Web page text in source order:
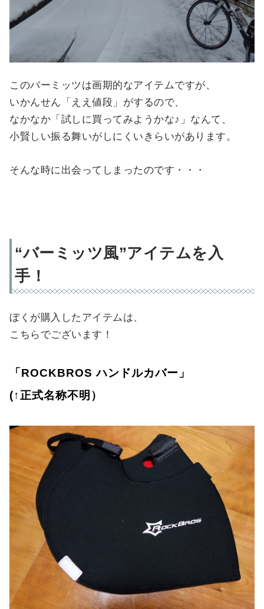
このバーミッツは画期的なアイテムですが、
いかんせん「ええ値段」がするので、
なかなか「試しに買ってみようかな♪」なんて、
小賢しい振る舞いがしにくいきらいがあります。
そんな時に出会ってしまったのです・・・
“バーミッツ風”アイテムを入
手！
ぼくが購入したアイテムは、
こちらでございます！
「ROCKBROS ハンドルカバー」
(↑正式名称不明）